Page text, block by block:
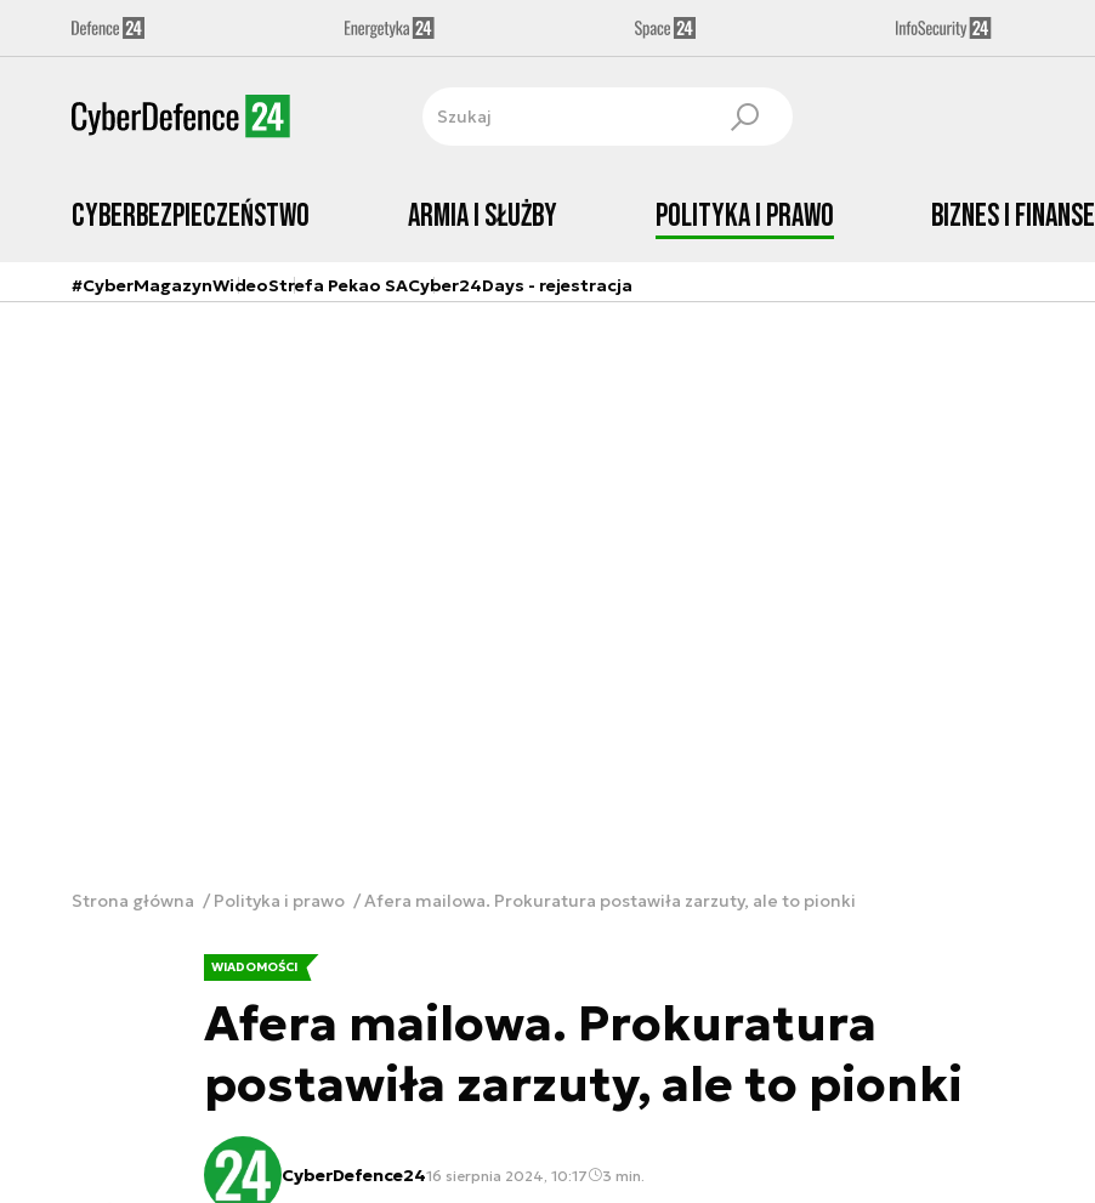
Cyberbezpieczeństwo Armia i Służby Polityka i prawo Biznes i Finanse
#CyberMagazynWideoStrefa Pekao SACyber24Days - rejestracja
Strona główna Polityka i prawo Afera mailowa. Prokuratura postawiła zarzuty, ale to pionki
WIADOMOŚCI
Afera mailowa. Prokuratura
postawiła zarzuty, ale to pionki
CyberDefence2416 sierpnia 2024, 10:17 3 min.